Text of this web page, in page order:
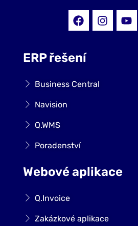
ERP řešení
Business Central
Navision
Q.WMS
Poradenství
Webové aplikace
Q.Invoice
Zakázkové aplikace